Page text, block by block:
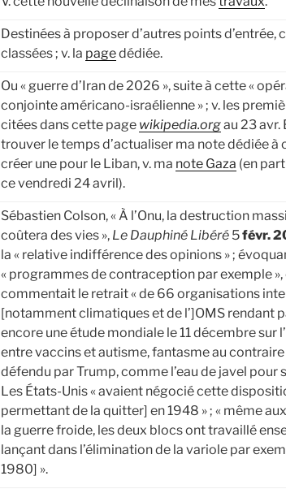
Destinées à proposer d’autres points d’entrée,
classées ; v. la pagedédiée.
Ou « guerre d’Iran de 2026 », suite à cette «
conjointe américano-israélienne » ; v. les
citées dans cette page wikipedia.orgau 23 avr.
trouver le temps d’actualiser ma note dédiée à
créer une pour le Liban, v. ma note Gaza (en
ce vendredi 24 avril).
Sébastien Colson, « À l’Onu, la destruction
coûtera des vies », Le Dauphiné Libéré 5févr.
la « relative indifférence des opinions » ;
« programmes de contraception par exemple
commentait le retrait « de 66 organisations
[notamment climatiques et de l’]OMS rendant
encore une étude mondiale le 11 décembre sur
entre vaccins et autisme, fantasme au
défendu par Trump, comme l’eau de javel pour
Les États-Unis « avaient négocié cette
permettant de la quitter] en 1948 » ; « même
la guerre froide, les deux blocs ont travaillé
lançant dans l’élimination de la variole par
1980] ».